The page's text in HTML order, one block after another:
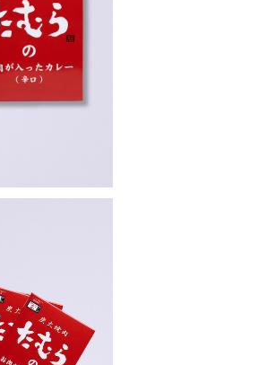
】一回食べてみ
辛・辛口）
中辛3・辛口3）